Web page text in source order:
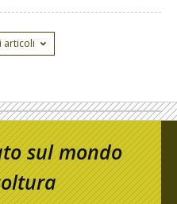
articoli
sul mondo